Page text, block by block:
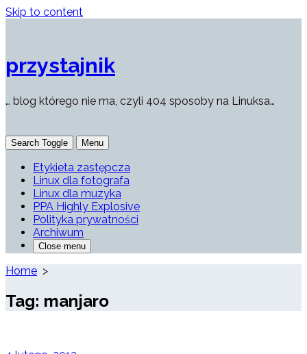
Skip to content
przystajnik
… blog którego nie ma, czyli 404 sposoby na Linuksa…
Search Toggle Menu
Etykieta zastępcza
Linux dla fotografa
Linux dla muzyka
PPA Highly Explosive
Polityka prywatności
Archiwum
Close menu
Home >
Tag: manjaro